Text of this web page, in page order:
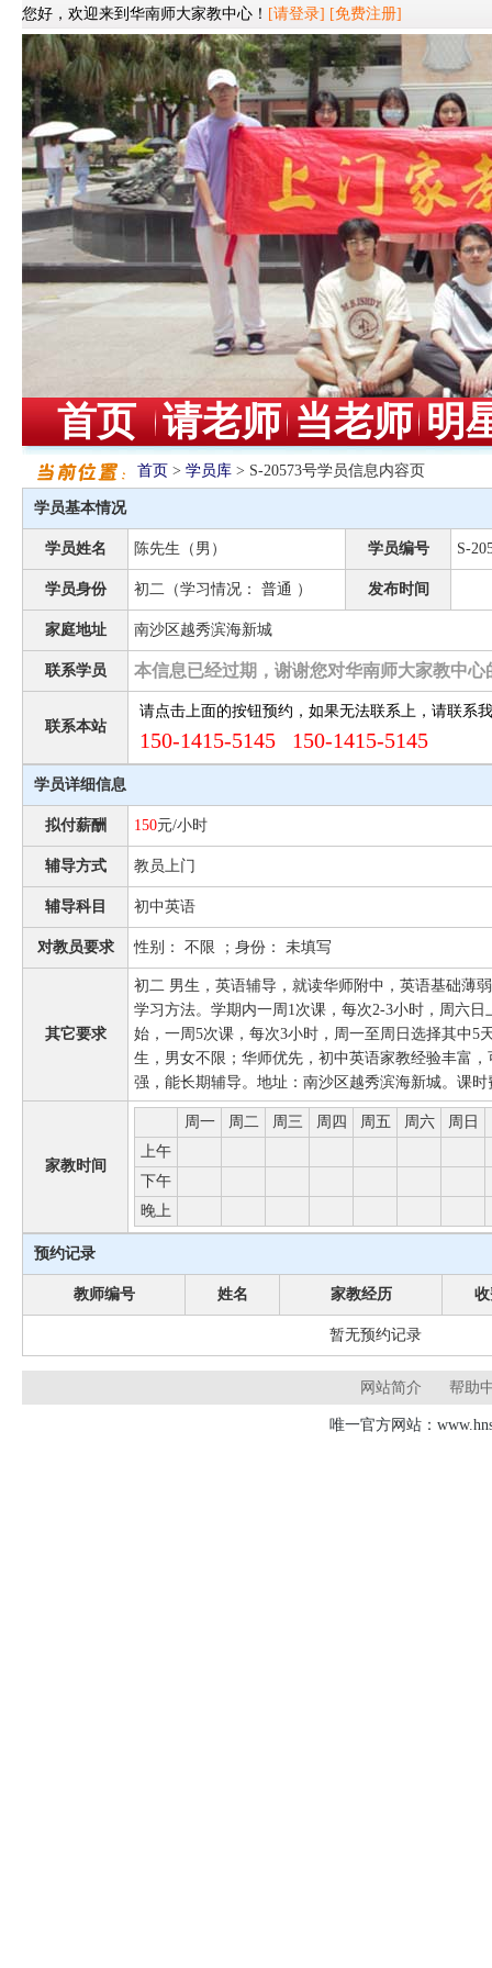
您好，欢迎来到华南师大家教中心！ [请登录] [免费注册]
首页 请老师 当老师 明
首页 > 学员库 > S-20573号学员信息内容页
学员基本情况
学员姓名 陈先生（男） 学员编号 S-
学员身份 初二（学习情况： 普通 ） 发布时间
家庭地址 南沙区越秀滨海新城
联系学员 本信息已经过期，谢谢您对华南师大家教中心
联系本站
请点击上面的按钮预约，如果无法联系上，请联系
150-1415-5145 150-1415-5145
学员详细信息
拟付薪酬 150元/小时
辅导方式 教员上门
辅导科目 初中英语
对教员要求 性别： 不限 ；身份： 未填写
其它要求
初二 男生，英语辅导，就读华师附中，英语基础薄
学习方法。学期内一周1次课，每次2-3小时，周六
始，一周5次课，每次3小时，周一至周日选择其中5
生，男女不限；华师优先，初中英语家教经验丰富
强，能长期辅导。地址：南沙区越秀滨海新城。课时
家教时间
周一 周二 周三 周四 周五 周六 周日
上午
下午
晚上
预约记录
教师编号 姓名 家教经历
暂无预约记录
网站简介 帮助
唯一官方网站：